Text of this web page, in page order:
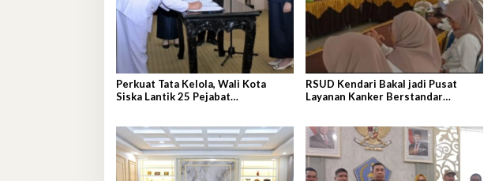
Perkuat Tata Kelola, Wali Kota
Siska Lantik 25 Pejabat
RSUD Kendari Bakal jadi Pusat
Layanan Kanker Berstandar